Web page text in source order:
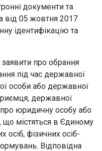
документи та
від 05 жовтня 2017
ідентифікацію та
про обрання
під час державної
особи або державної
державної
про юридичну особу або
що містяться в Єдиному
фізичних осіб-
Відповідна